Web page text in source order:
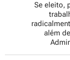
Se eleito,
além